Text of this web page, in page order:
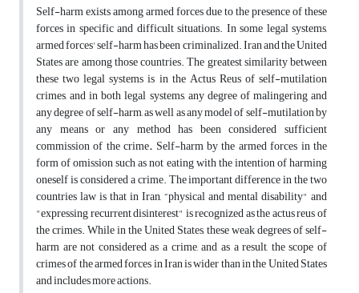
Self-harm exists among armed forces due to the presence of these
forces in specific and difficult situations. In some legal systems,
armed forces' self-harm has been criminalized. Iran and the United
States are among those countries. The greatest similarity between
these two legal systems is in the Actus Reus of self-mutilation
crimes, and in both legal systems, any degree of malingering and
any degree of self-harm, as well as any model of self-mutilation by
any means or any method has been considered sufficient
commission of the crime. Self-harm by the armed forces in the
form of omission such as not eating with the intention of harming
oneself is considered a crime. The important difference in the two
countries law is that in Iran, “physical and mental disability" and
"expressing recurrent disinterest" is recognized as the actus reus of
the crimes. While in the United States, these weak degrees of self-
harm are not considered as a crime, and as a result, the scope of
crimes of the armed forces in Iran is wider than in the United States
and includes more actions.